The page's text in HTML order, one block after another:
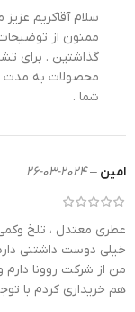
محبوب است.
کمک می‌ کند تا
بخرید و از
هدیه و سوغات
نسبت به کیفیت
همچنین شما
میل
ادکلن اسمارت
روایح مورد علاقه
بیشتر مورد
سلام آقاکریم
ممنون از
گذاشتین . برای
محصولات به مدت
شما .
امین –
2024-03-26
عطری معتدل ، تلخ
خیلی دوست داشتنی
من از شرکت روونا دارم
هم خریداری کردم با